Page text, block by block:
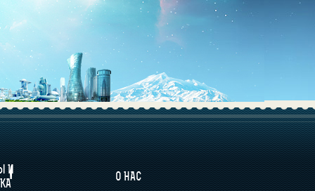
И
О НАС